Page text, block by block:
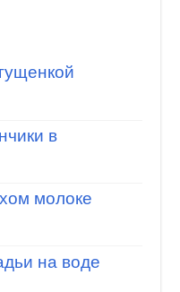
в
молоке
на воде